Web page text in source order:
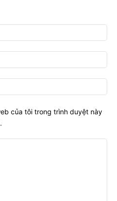
của tôi trong trình duyệt này